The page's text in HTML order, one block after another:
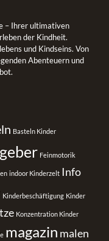
– Ihrer ultimativen
der Kindheit.
und Kindseins. Von
Abenteuern und
Basteln Kinder
Feinmotorik
indoor Kinderzelt Info
Kinderbeschäftigung Kinder
Konzentration Kinder
magazin malen